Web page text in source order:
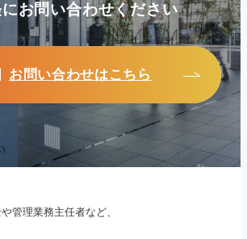
お問い合わせください
お問い合わせはこちら
管理業務主任者など、